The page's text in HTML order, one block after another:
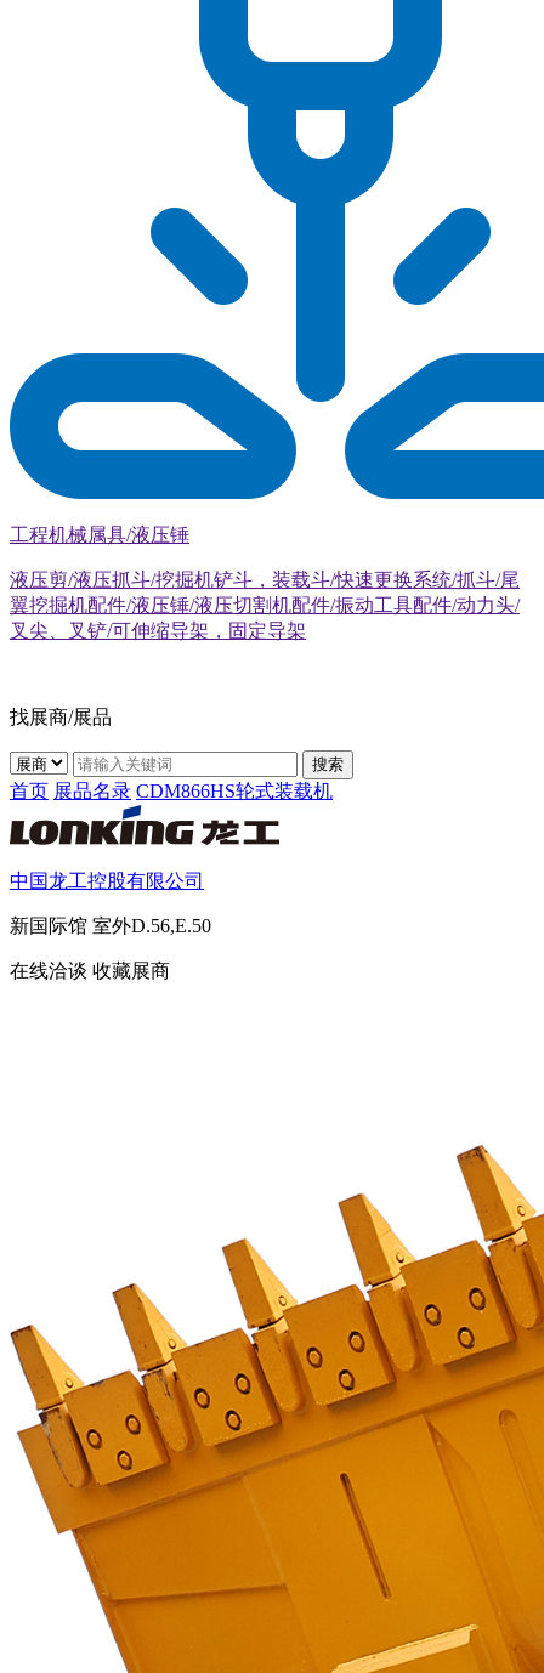
工程机械属具/液压锤
液压剪/液压抓斗/挖掘机铲斗，装载斗/快速更换系统/抓斗/尾
翼挖掘机配件/液压锤/液压切割机配件/振动工具配件/动力头/
叉尖、叉铲/可伸缩导架，固定导架
找展商/展品
搜索
首页 展品名录 CDM866HS轮式装载机
中国龙工控股有限公司
新国际馆 室外D.56,E.50
在线洽谈 收藏展商